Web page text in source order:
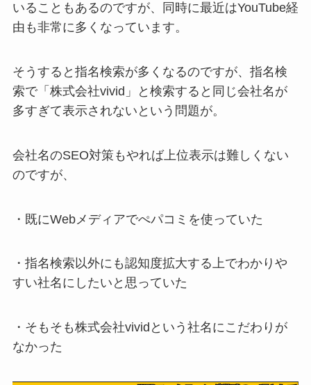
いることもあるのですが、同時に最近はYouTube経
由も非常に多くなっています。
そうすると指名検索が多くなるのですが、指名検
索で「株式会社vivid」と検索すると同じ会社名が
多すぎて表示されないという問題が。
会社名のSEO対策もやれば上位表示は難しくない
のですが、
・既にWebメディアでぺパコミを使っていた
・指名検索以外にも認知度拡大する上でわかりや
すい社名にしたいと思っていた
・そもそも株式会社vividという社名にこだわりが
なかった